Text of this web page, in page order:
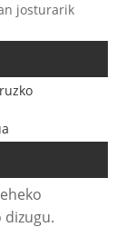
josturarik